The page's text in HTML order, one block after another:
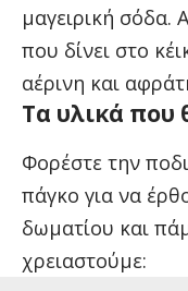
μαγειρική σόδα.
που δίνει στο
αέρινη και
Τα υλικά που
Φορέστε την
πάγκο για να
δωματίου και
χρειαστούμε: